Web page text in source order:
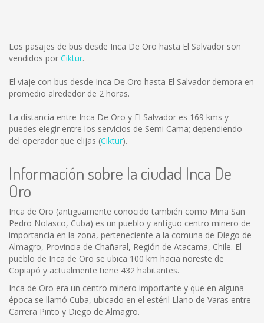
Los pasajes de bus desde Inca De Oro hasta El Salvador son
vendidos por Ciktur.
El viaje con bus desde Inca De Oro hasta El Salvador demora en
promedio alrededor de 2 horas.
La distancia entre Inca De Oro y El Salvador es 169 kms y
puedes elegir entre los servicios de Semi Cama; dependiendo
del operador que elijas (Ciktur).
Información sobre la ciudad Inca De
Oro
Inca de Oro (antiguamente conocido también como Mina San
Pedro Nolasco, Cuba) es un pueblo y antiguo centro minero de
importancia en la zona, perteneciente a la comuna de Diego de
Almagro, Provincia de Chañaral, Región de Atacama, Chile. El
pueblo de Inca de Oro se ubica 100 km hacia noreste de
Copiapó y actualmente tiene 432 habitantes.
Inca de Oro era un centro minero importante y que en alguna
época se llamó Cuba, ubicado en el estéril Llano de Varas entre
Carrera Pinto y Diego de Almagro.